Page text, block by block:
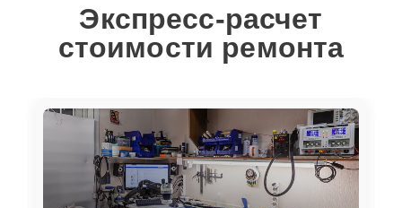
Экспресс-расчет
стоимости ремонта